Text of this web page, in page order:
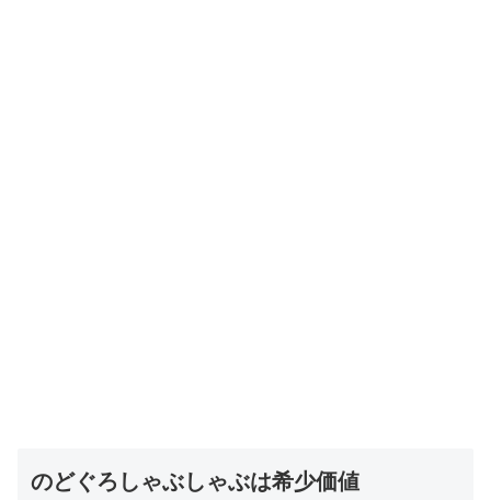
のどぐろしゃぶしゃぶは希少価値